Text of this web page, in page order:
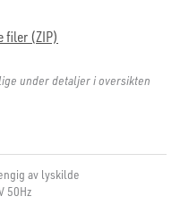
filer (ZIP)
under detaljer i oversikten
av lyskilde
50Hz